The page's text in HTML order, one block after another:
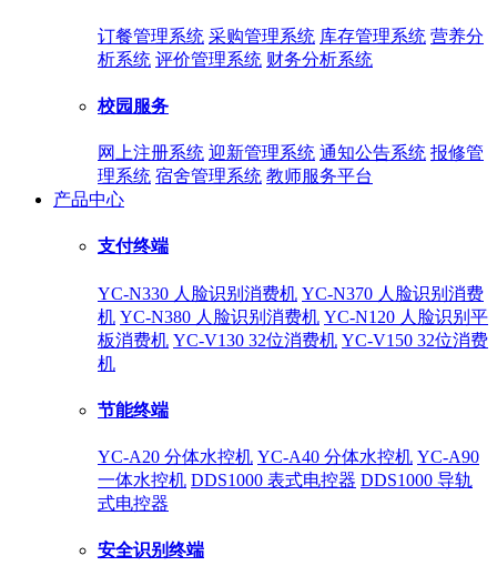
订餐管理系统 采购管理系统 库存管理系统 营养分
析系统 评价管理系统 财务分析系统
校园服务
网上注册系统 迎新管理系统 通知公告系统 报修管
理系统 宿舍管理系统 教师服务平台
产品中心
支付终端
YC-N330 人脸识别消费机 YC-N370 人脸识别消费
机 YC-N380 人脸识别消费机 YC-N120 人脸识别平
板消费机 YC-V130 32位消费机 YC-V150 32位消费
机
节能终端
YC-A20 分体水控机 YC-A40 分体水控机 YC-A90
一体水控机 DDS1000 表式电控器 DDS1000 导轨
式电控器
安全识别终端